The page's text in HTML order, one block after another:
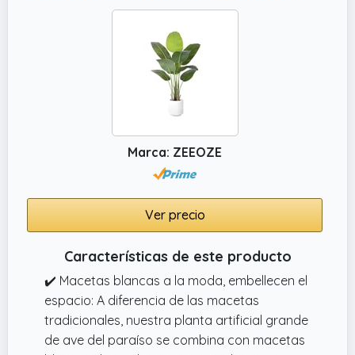
los tallos para que el árbol se vea como en
las imágenes al recibirlo. Con un suave tubo
de goma envuelto con alambre de hierro,
puedes darle la forma que desees al tallo sin
preocuparte de que se rompa.
✔️ Adeca para interiores y exteriores – Esta
planta artificial está fabricada en plástico
resistente, por lo que es adecuada tanto
para interiores como para exteriores. Puedes
restaurante, cafetería, negocio, escritorio,
mesa de cocina, sala de conferencias, hotel,
tienda, mesa de fiesta o como un bonito
centro de mesa o regalo de inauguración.
Marca: ZEEOZE
Ver precio
Características de este producto
✔️ Macetas blancas a la moda, embellecen el
espacio: A diferencia de las macetas
tradicionales, nuestra planta artificial grande
de ave del paraíso se combina con macetas